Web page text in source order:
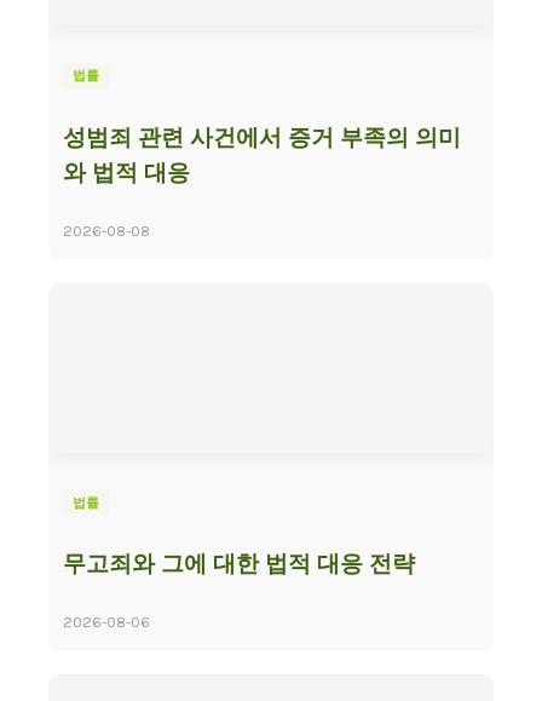
법률
성범죄 관련 사건에서 증거 부족의 의미
와 법적 대응
2026-08-08
법률
무고죄와 그에 대한 법적 대응 전략
2026-08-06